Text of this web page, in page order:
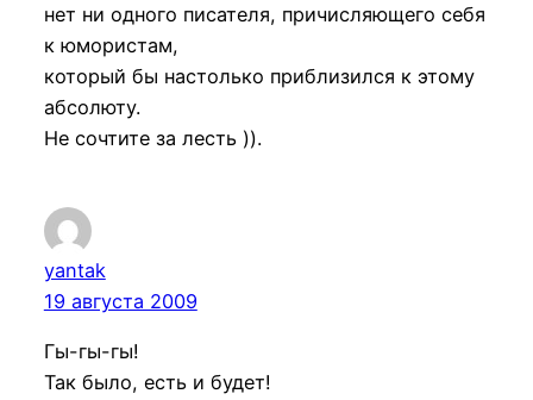
нет ни одного писателя, причисляющего себя
к юмористам,
который бы настолько приблизился к этому
абсолюту.
Не сочтите за лесть )).
yantak
19 августа 2009
Гы-гы-гы!
Так было, есть и будет!